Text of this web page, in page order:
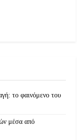
το φαινόμενο του
μέσα από